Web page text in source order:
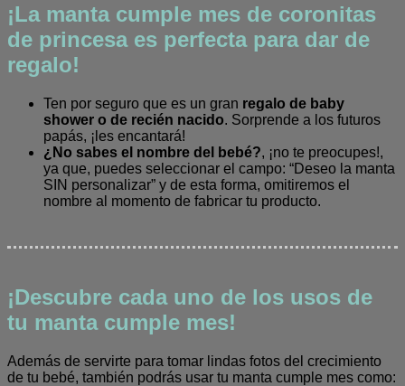
¡La manta cumple mes de coronitas
de princesa es perfecta para dar de
regalo!
Ten por seguro que es un gran regalo de baby
shower o de recién nacido. Sorprende a los futuros
papás, ¡les encantará!
¿No sabes el nombre del bebé?, ¡no te preocupes!,
ya que, puedes seleccionar el campo: “Deseo la manta
SIN personalizar” y de esta forma, omitiremos el
nombre al momento de fabricar tu producto.
¡Descubre cada uno de los usos de
tu manta cumple mes!
Además de servirte para tomar lindas fotos del crecimiento
de tu bebé, también podrás usar tu manta cumple mes como: